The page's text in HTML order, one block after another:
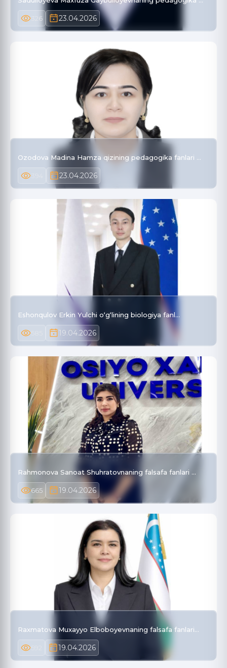
326 23.04.2026
Ozodova Madina Hamza qizining pedagogika fanlari …
23.04.2026
Eshonqulov Erkin Yulchi o‘g‘lining biologiya fanl…
19.04.2026
Rahmonova Sanoat Shuhratovnaning falsafa fanlari …
665 19.04.2026
Raxmatova Muxayyo Elboboyevnaning falsafa fanlari…
19.04.2026